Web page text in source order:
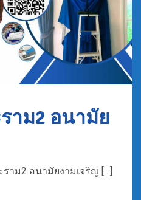
าม2 อนามัย
าม2 อนามัยงามเจริญ […]